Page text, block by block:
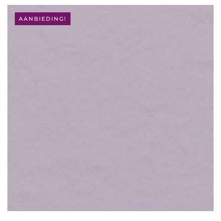
AANBIEDING!